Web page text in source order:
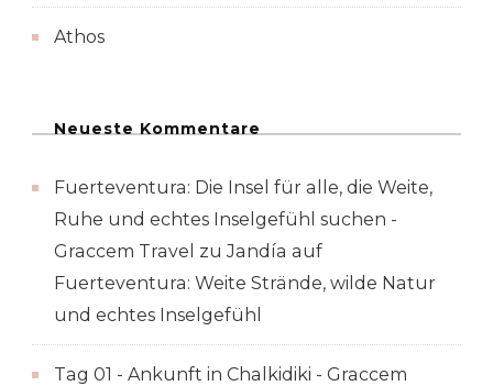
Athos
Neueste Kommentare
Fuerteventura: Die Insel für alle, die Weite,
Ruhe und echtes Inselgefühl suchen -
Graccem Travel zuJandía auf
Fuerteventura: Weite Strände, wilde Natur
und echtes Inselgefühl
Tag 01 - Ankunft in Chalkidiki - Graccem